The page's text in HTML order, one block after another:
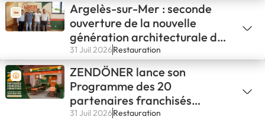
Argelès-sur-Mer : seconde
ouverture de la nouvelle
génération architecturale de
L'ATELIER PAPILLES !
31 Juil 2026Restauration
ZENDÖNER lance son
Programme des 20
partenaires franchisés
fondateurs
31 Juil 2026Restauration